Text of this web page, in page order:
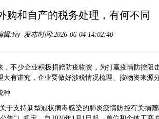
购和自产的税务处理，有何不同
:lvy 发布时间:2026-06-04 14:02:40
，不少企业积极捐赠防疫物资，为打赢疫情防控阻
有讲究，企业要做好涉税情况梳理、按物资来源
种
于支持新型冠状病毒感染的肺炎疫情防控有关捐